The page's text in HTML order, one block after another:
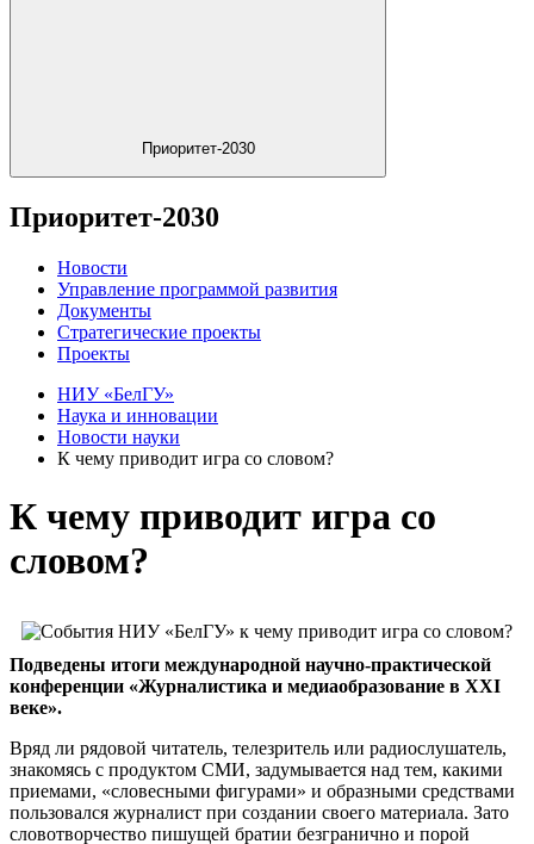
Приоритет-2030
Приоритет-2030
Новости
Управление программой развития
Документы
Стратегические проекты
Проекты
НИУ «БелГУ»
Наука и инновации
Новости науки
К чему приводит игра со словом?
К чему приводит игра со
словом?
Подведены итоги международной научно-практической
конференции «Журналистика и медиаобразование в XXI
веке».
Вряд ли рядовой читатель, телезритель или радиослушатель,
знакомясь с продуктом СМИ, задумывается над тем, какими
приемами, «словесными фигурами» и образными средствами
пользовался журналист при создании своего материала. Зато
словотворчество пишущей братии безгранично и порой